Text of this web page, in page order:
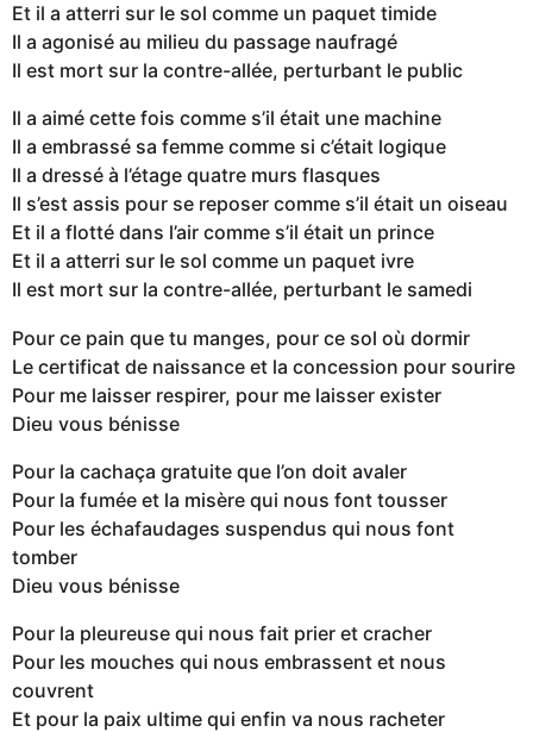
Et il a atterri sur le sol comme un paquet timide
Il a agonisé au milieu du passage naufragé
Il est mort sur la contre-allée, perturbant le public
Il a aimé cette fois comme s’il était une machine
Il a embrassé sa femme comme si c’était logique
Il a dressé à l’étage quatre murs flasques
Il s’est assis pour se reposer comme s’il était un oiseau
Et il a flotté dans l’air comme s’il était un prince
Et il a atterri sur le sol comme un paquet ivre
Il est mort sur la contre-allée, perturbant le samedi
Pour ce pain que tu manges, pour ce sol où dormir
Le certificat de naissance et la concession pour sourire
Pour me laisser respirer, pour me laisser exister
Dieu vous bénisse
Pour la cachaça gratuite que l’on doit avaler
Pour la fumée et la misère qui nous font tousser
Pour les échafaudages suspendus qui nous font
tomber
Dieu vous bénisse
Pour la pleureuse qui nous fait prier et cracher
Pour les mouches qui nous embrassent et nous
couvrent
Et pour la paix ultime qui enfin va nous racheter